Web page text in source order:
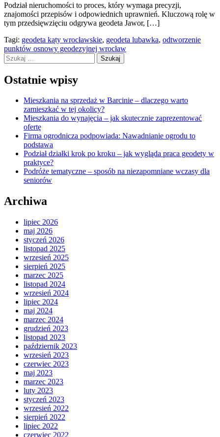
Podział nieruchomości to proces, który wymaga precyzji,
znajomości przepisów i odpowiednich uprawnień. Kluczową rolę w
tym przedsięwzięciu odgrywa geodeta Jawor, […]
Tagi: geodeta kąty wrocławskie, geodeta lubawka, odtworzenie
punktów osnowy geodezyjnej wrocław
Szukaj:
Ostatnie wpisy
Mieszkania na sprzedaż w Barcinie – dlaczego warto
zamieszkać w tej okolicy?
Mieszkania do wynajęcia – jak skutecznie zaprezentować
ofertę
Firma ogrodnicza podpowiada: Nawadnianie ogrodu to
podstawa
Podział działki krok po kroku – jak wygląda praca geodety w
praktyce?
Podróże tematyczne – sposób na niezapomniane wczasy dla
seniorów
Archiwa
lipiec 2026
maj 2026
styczeń 2026
listopad 2025
wrzesień 2025
sierpień 2025
marzec 2025
listopad 2024
wrzesień 2024
lipiec 2024
maj 2024
marzec 2024
grudzień 2023
listopad 2023
październik 2023
wrzesień 2023
czerwiec 2023
maj 2023
marzec 2023
luty 2023
styczeń 2023
wrzesień 2022
sierpień 2022
lipiec 2022
czerwiec 2022